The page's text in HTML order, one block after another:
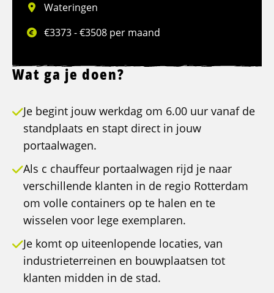
Wateringen
€3373 - €3508 per maand
Wat ga je doen?
Je begint jouw werkdag om 6.00 uur vanaf de
standplaats en stapt direct in jouw
portaalwagen.
Als c chauffeur portaalwagen rijd je naar
verschillende klanten in de regio Rotterdam
om volle containers op te halen en te
wisselen voor lege exemplaren.
Je komt op uiteenlopende locaties, van
industrieterreinen en bouwplaatsen tot
klanten midden in de stad.